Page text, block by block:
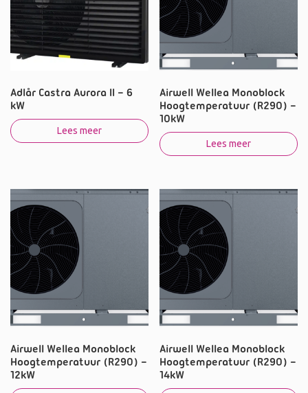
Adlår Castra Aurora II – 6
kW
Lees meer
Airwell Wellea Monoblock
Hoogtemperatuur (R290) –
10kW
Lees meer
Airwell Wellea Monoblock
Hoogtemperatuur (R290) –
12kW
Airwell Wellea Monoblock
Hoogtemperatuur (R290) –
14kW